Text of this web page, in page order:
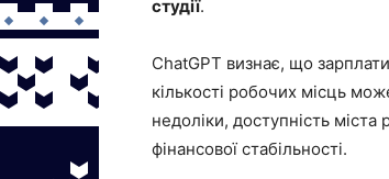
студії.
ChatGPT визнає, що
кількості робочих місць
недоліки, доступність
фінансової стабільності.